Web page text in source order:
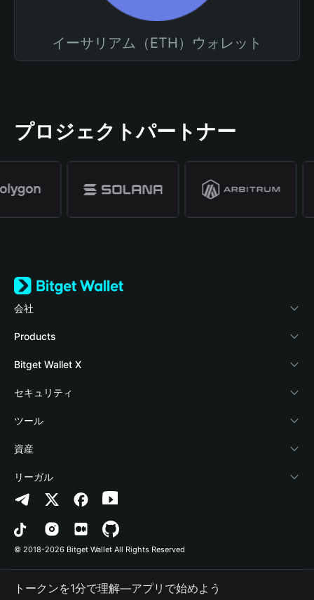
イーサリアム（ETH）ウォレット
プロジェクトパートナー
会社
Bitget Walletについて
ブログ
アカデミー
暗号資産ニュース
Help Center
お問い合わせ
ブランドリソース
キャリア
Products
Crypto Card
Stablecoin Earn
Payfi Crypto
Crypto Swap API
Altcoin Season Index
Prediction Markets
DApp
RWA
Bitget Wallet X
デベロッパー
ウォレットを接続
Bitget Wallet Pay
プロジェクトを掲載
セキュリティ
保護基金
セキュリティ技術
ツール
暗号資産を購入
認証検出
コントラクト検出
一括送金
資産
Arbitrum
Avalanche
Bitcoin
Polygon
リーガル
プライバシーポリシー
利用規約
© 2018-2026 Bitget Wallet All Rights Reserved
トークンを1分で理解―アプリで始めよう